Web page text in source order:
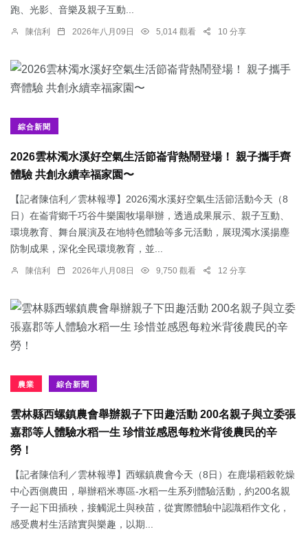
跑、光影、音樂及親子互動...
陳信利 2026年八月09日 5,014 觀看 10 分享
綜合新聞
2026雲林濁水溪好空氣生活節崙背熱鬧登場！ 親子攜手齊
體驗 共創永續幸福家園〜
【記者陳信利／雲林報導】2026濁水溪好空氣生活節活動今天（8
日）在崙背鄉千巧谷牛樂園牧場舉辦，透過成果展示、親子互動、
環境教育、舞台展演及在地特色體驗等多元活動，展現濁水溪揚塵
防制成果，深化全民環境教育，並...
陳信利 2026年八月08日 9,750 觀看 12 分享
農業 綜合新聞
雲林縣西螺鎮農會舉辦親子下田趣活動 200名親子與立委張
嘉郡等人體驗水稻一生 珍惜並感恩每粒米背後農民的辛
勞！
【記者陳信利／雲林報導】西螺鎮農會今天（8日）在鹿場稻榖乾燥
中心西側農田，舉辦稻米專區-水稻一生系列體驗活動，約200名親
子一起下田插秧，接觸泥土與秧苗，從實際體驗中認識稻作文化，
感受農村生活踏實與樂趣，以期...